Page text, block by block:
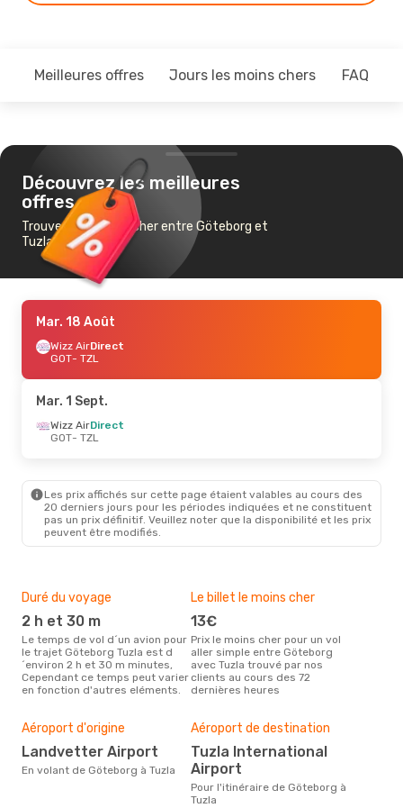
Meilleures offres Jours les moins chers FAQ
Découvrez les meilleures
offres
Trouvez un vol pas cher entre Göteborg et
Tuzla
Mar. 18 Août
Wizz AirDirect
GOT- TZL
Mar. 1 Sept.
Wizz AirDirect
GOT- TZL
Les prix affichés sur cette page étaient valables au cours des
20 derniers jours pour les périodes indiquées et ne constituent
pas un prix définitif. Veuillez noter que la disponibilité et les prix
peuvent être modifiés.
Duré du voyage
2 h et 30 m
Le temps de vol d´un avion pour
le trajet Göteborg Tuzla est d
´environ 2 h et 30 m minutes,
Cependant ce temps peut varier
en fonction d'autres eléments.
Le billet le moins cher
13€
Prix le moins cher pour un vol
aller simple entre Göteborg
avec Tuzla trouvé par nos
clients au cours des 72
dernières heures
Aéroport d'origine
Landvetter Airport
En volant de Göteborg à Tuzla
Aéroport de destination
Tuzla International
Airport
Pour l'itinéraire de Göteborg à
Tuzla